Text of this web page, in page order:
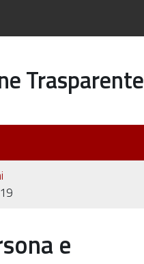
Trasparente
e